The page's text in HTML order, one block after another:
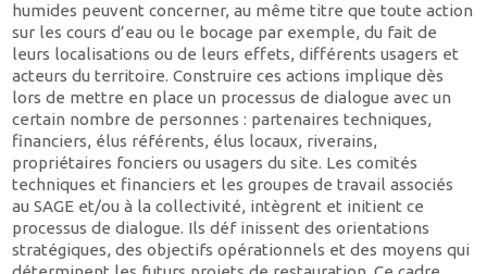
humides peuvent concerner, au même titre que toute action
sur les cours d’eau ou le bocage par exemple, du fait de
leurs localisations ou de leurs effets, différents usagers et
acteurs du territoire. Construire ces actions implique dès
lors de mettre en place un processus de dialogue avec un
certain nombre de personnes : partenaires techniques,
financiers, élus référents, élus locaux, riverains,
propriétaires fonciers ou usagers du site. Les comités
techniques et financiers et les groupes de travail associés
au SAGE et/ou à la collectivité, intègrent et initient ce
processus de dialogue. Ils déf inissent des orientations
stratégiques, des objectifs opérationnels et des moyens qui